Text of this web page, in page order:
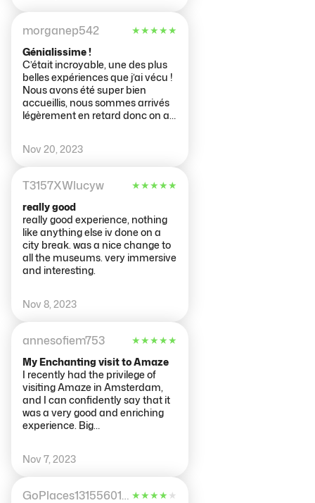
nochmal besuchen und jedem
morganep542 ★★★★★
Génialissime !
C’était incroyable, une des plus
belles expériences que j’ai vécu !
Nous avons été super bien
accueillis, nous sommes arrivés
légèrement en retard donc on a
groupe suivant pour ne rien
manquer. Nous sommes venus
🍃 Et avant même d’avoir
commencé, le personnel nous
met déjà dans l’ambiance de
l’expérience. Les lumières et les
sons étaient fantastiques et
m’ont vraiment fait
m’introspecter et avoir des
pensées très profondes sur mon
existence. Le slogan ne ment pas
Nov 20, 2023
T3157XWlucyw ★★★★★
really good
really good experience, nothing
like anything else iv done on a
city break. was a nice change to
all the museums. very immersive
and interesting.
Nov 8, 2023
annesofiem753 ★★★★★
My Enchanting visit to Amaze
I recently had the privilege of
visiting Amaze in Amsterdam,
and I can confidently say that it
was a very good and enriching
experience. Big
moment I stepped inside, I was
transported to a world of wonder
and curiosity, all the lights and
Nov 7, 2023
GoPlaces13155601248 ★★★★ ★